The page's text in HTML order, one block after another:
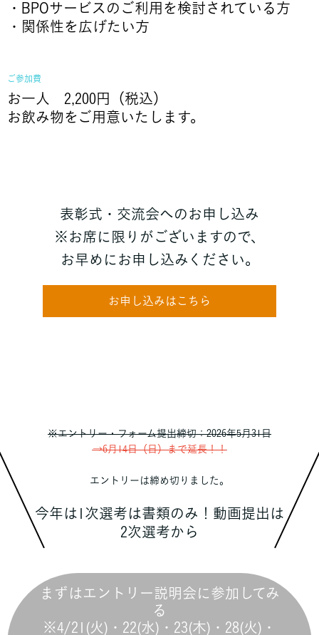
・BPOサービスのご利用を検討されている方
・関係性を広げたい方
ご参加費
お一人 2,200円（税込）
お飲み物をご用意いたします。
表彰式・交流会へのお申し込み
※お席に限りがございますので、
お早めにお申し込みください。
お申し込みはこちら
※エントリー・フォーム提出締切：2026年5月31日
→6月14日（日）まで延長！！
エントリーは締め切りました。
今年は1次選考は書類のみ！動画提出は
2次選考から
まずはエントリー説明会に参加してみ
る
※4/21(火)・22(水)・23(木)・28(火)・